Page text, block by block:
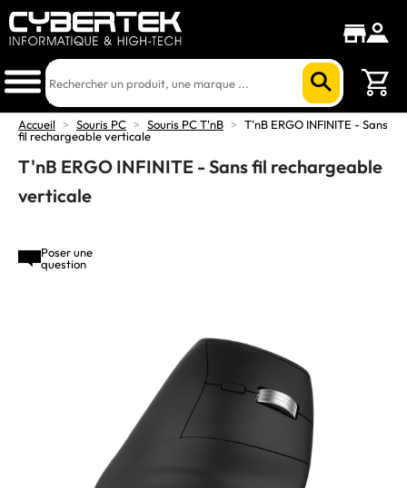
Accueil > Souris PC > Souris PC T'nB > T'nB ERGO INFINITE - Sans
fil rechargeable verticale
T'nB ERGO INFINITE - Sans fil rechargeable
verticale
Poser une
question